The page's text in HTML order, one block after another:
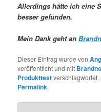
Allerdings hätte ich eine
besser gefunden.
Mein Dank geht an
Dieser Eintrag wurde von
veröffentlicht und mit
Produkttest
Permalink.